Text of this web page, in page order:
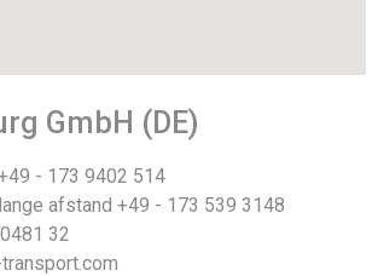
GmbH (DE)
- 173 9402 514
afstand +49 - 173 539 3148
32